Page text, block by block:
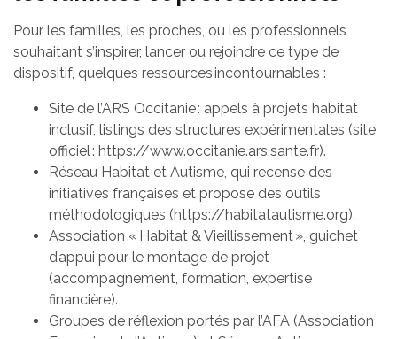
Pour les familles, les proches, ou les professionnels
souhaitant s’inspirer, lancer ou rejoindre ce type de
dispositif, quelques ressources incontournables :
Site de l’ARS Occitanie : appels à projets habitat
inclusif, listings des structures expérimentales (site
officiel : https://www.occitanie.ars.sante.fr).
Réseau Habitat et Autisme, qui recense des
initiatives françaises et propose des outils
méthodologiques (https://habitatautisme.org).
Association « Habitat & Vieillissement », guichet
d’appui pour le montage de projet
(accompagnement, formation, expertise
financière).
Groupes de réflexion portés par l’AFA (Association